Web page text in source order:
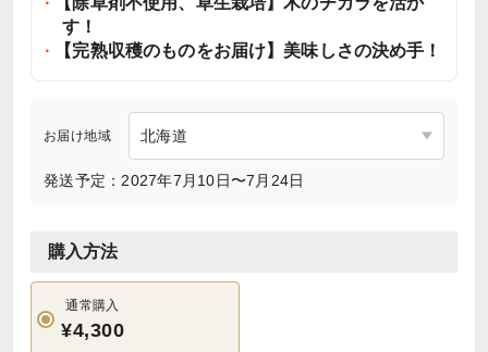
す！
【完熟収穫のものをお届け】美味しさの決め手！
お届け地域
発送予定：2027年7月10日〜7月24日
購入方法
通常購入
¥4,300